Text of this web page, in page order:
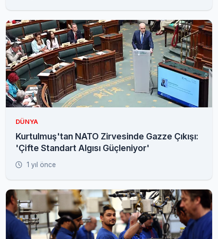
DÜNYA
Kurtulmuş'tan NATO Zirvesinde Gazze Çıkışı:
'Çifte Standart Algısı Güçleniyor'
1 yıl önce